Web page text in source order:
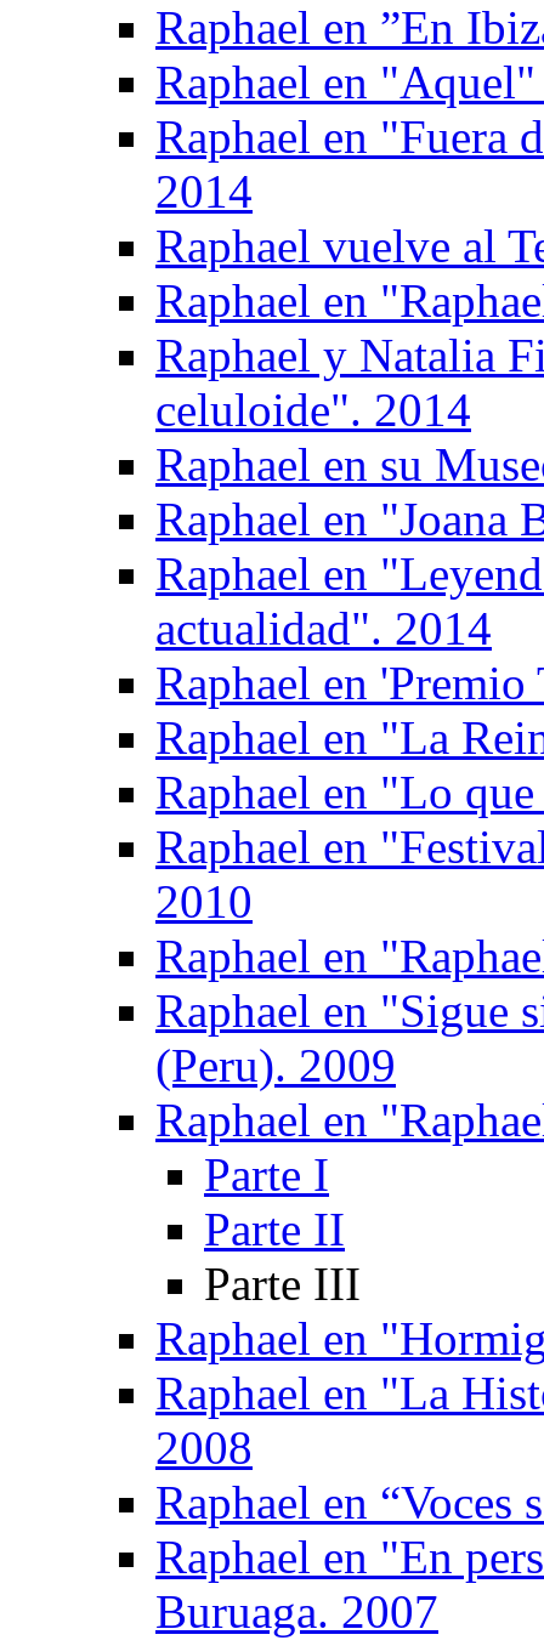
Raphael en ”En
Raphael en
Raphael en "Fuera
2014
Raphael vuelve al
Raphael en
Raphael y Natalia
celuloide". 2014
Raphael en su
Raphael en "Joana
Raphael en
actualidad". 2014
Raphael en
Raphael en "La
Raphael en "Lo
Raphael en
2010
Raphael en
Raphael en "Sigue
(Peru). 2009
Raphael en
Parte I
Parte II
Parte III
Raphael en
Raphael en "La
2008
Raphael en “Voces
Raphael en "En
Buruaga. 2007